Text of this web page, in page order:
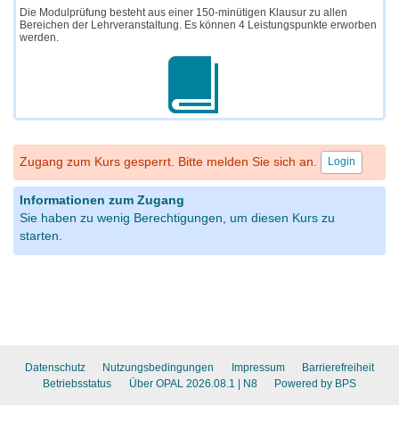
Die Modulprüfung besteht aus einer 150-minütigen Klausur zu allen
Bereichen der Lehrveranstaltung. Es können 4 Leistungspunkte erworben
werden.
Zugang zum Kurs gesperrt. Bitte melden Sie sich an. Login
Informationen zum Zugang
Sie haben zu wenig Berechtigungen, um diesen Kurs zu
starten.
Datenschutz Nutzungsbedingungen Impressum
Barrierefreiheit
Betriebsstatus
Über OPAL 2026.08.1 | N8 Powered by BPS